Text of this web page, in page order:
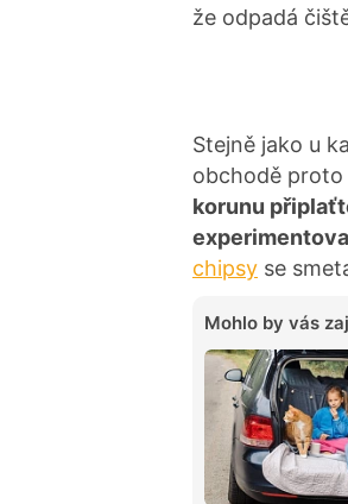
že odpadá
Stejně jako u
obchodě proto
korunu
chipsy se
Mohlo by vás